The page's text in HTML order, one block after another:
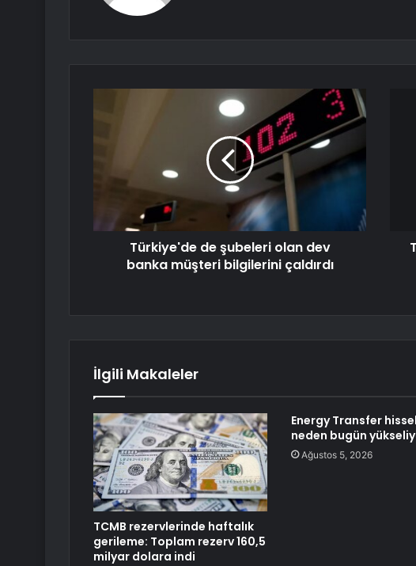
Türkiye'de de şubeleri olan dev
banka müşteri bilgilerini çaldırdı
İlgili Makaleler
TCMB rezervlerinde haftalık
gerileme: Toplam rezerv 160,5
milyar dolara indi
Energy Transfer
neden bugün
Ağustos 5, 2026